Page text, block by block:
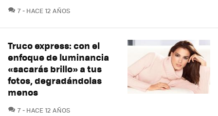
7COMENTARIOS
HACE 12 AÑOS
Truco express: con el
enfoque de luminancia
«sacarás brillo» a tus
fotos, degradándolas
menos
7COMENTARIOS
HACE 12 AÑOS